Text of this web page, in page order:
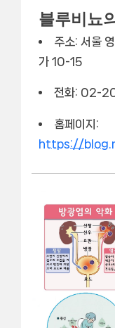
블루비뇨
주소: 서울
가 10-15
전화: 02-
홈페이지:
https://